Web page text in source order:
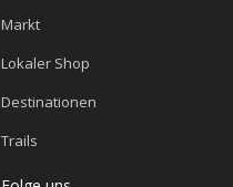
Markt
Lokaler Shop
Destinationen
Trails